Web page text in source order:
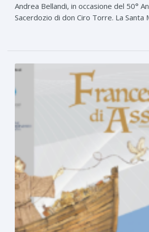
Andrea Bellandi, in occasione del 50°
Sacerdozio di don Ciro Torre. La Santa